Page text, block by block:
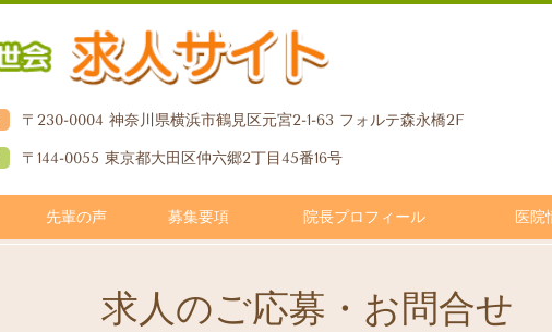
〒230-0004 神奈川県横浜市鶴見区元宮2-1-63 フォルテ森永橋2F
〒144-0055 東京都大田区仲六郷2丁目45番16号
先輩の声 募集要項 院長プロフィール 医院
求人のご応募・お問合せ